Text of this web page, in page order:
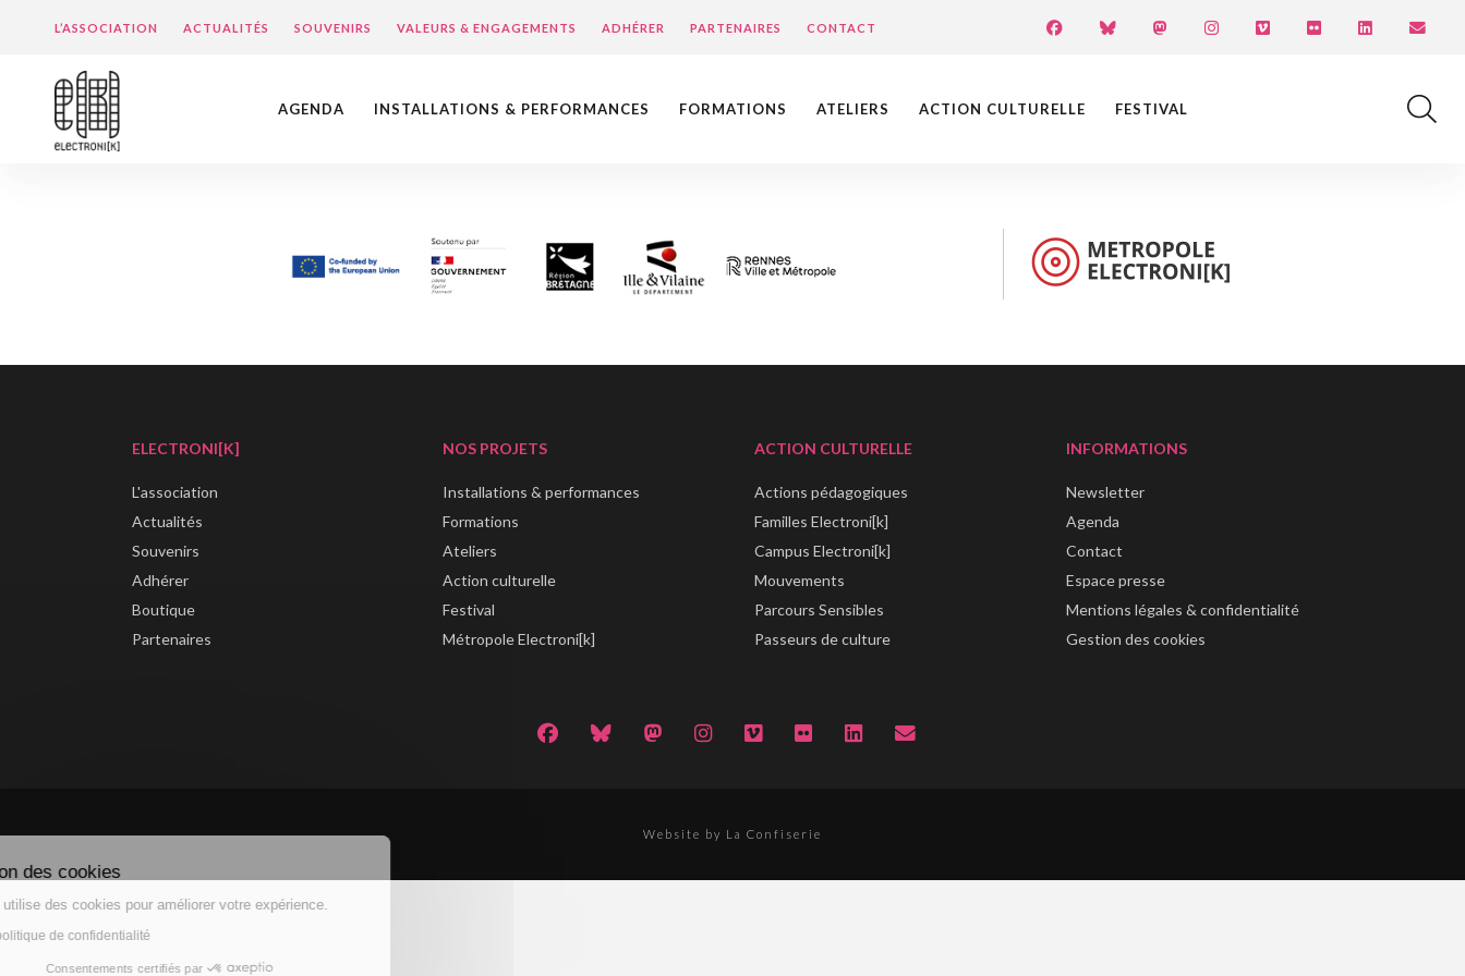
L’ASSOCIATION ACTUALITÉS SOUVENIRS VALEURS & ENGAGEMENTS ADHÉRER PARTENAIRES CONTACT
AGENDA INSTALLATIONS & PERFORMANCES FORMATIONS ATELIERS ACTION CULTURELLE FESTIVAL
ELECTRONI[K]
L'association
Actualités
Souvenirs
Adhérer
Boutique
Partenaires
NOS PROJETS
Installations & performances
Formations
Ateliers
Action culturelle
Festival
Métropole Electroni[k]
ACTION CULTURELLE
Actions pédagogiques
Familles Electroni[k]
Campus Electroni[k]
Mouvements
Parcours Sensibles
Passeurs de culture
INFORMATIONS
Newsletter
Agenda
Contact
Espace presse
Mentions légales & confidentialité
Gestion des cookies
Website by La Confiserie
Gestion des cookies
Ce site utilise des cookies pour améliorer votre expérience.
Lire la politique de confidentialité
Consentements certifiés par